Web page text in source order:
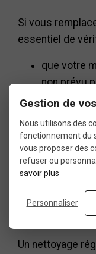
Si vous
essentiel de
que votre
non prévu
pignon de
suffisante)
que votre
chaîne
chaîne sur
Un nettoyage
Gestion de
Nous utilisons des
fonctionnement du
vous proposer des
refuser ou
savoir plus
Personnaliser